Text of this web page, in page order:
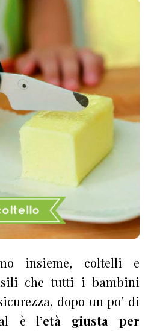
insieme, coltelli e
che tutti i bambini
dopo un po’ di
è l’età giusta per